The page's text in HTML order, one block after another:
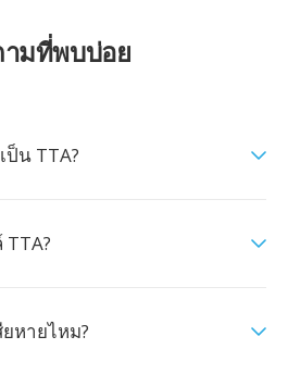
มที่พบบ่อย
ป็น TTA?
หายไหม?